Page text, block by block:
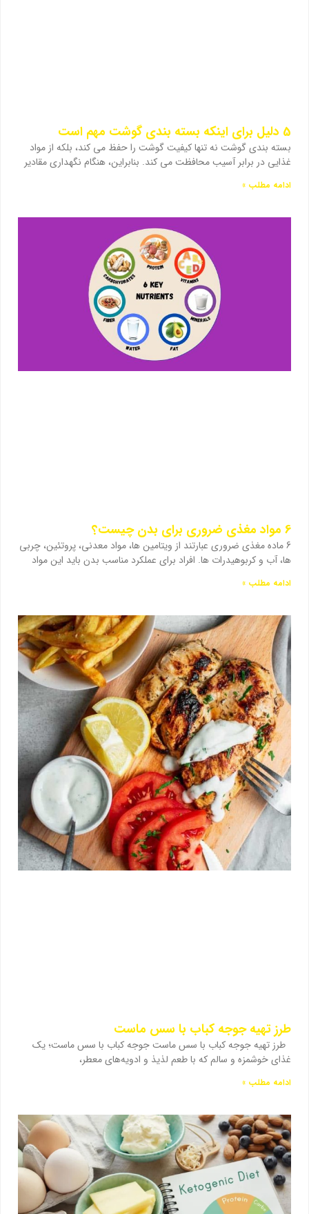
5 دلیل برای اینکه بسته بندی گوشت مهم است
بسته بندی گوشت نه تنها کیفیت گوشت را حفظ می کند، بلکه از مواد
غذایی در برابر آسیب محافظت می کند. بنابراین، هنگام نگهداری مقادیر
ادامه مطلب »
6 مواد مغذی ضروری برای بدن چیست؟
6 ماده مغذی ضروری عبارتند از ویتامین ها، مواد معدنی، پروتئین، چربی
ها، آب و کربوهیدرات ها. افراد برای عملکرد مناسب بدن باید این مواد
ادامه مطلب »
طرز تهیه جوجه کباب با سس ماست
طرز تهیه جوجه کباب با سس ماست جوجه کباب با سس ماست؛ یک
غذای خوشمزه و سالم که با طعم لذیذ و ادویه‌های معطر،
ادامه مطلب »